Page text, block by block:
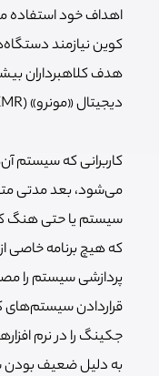
اهداف خود استفاده
کوین نیازمند
هدف کلاهبرداران
دیجیتال «مونرو» (XMR) است.
کاربرانی که سیستم
می‌شود، بعد مدتی
سیستم یا حتی هنگ
که هیچ برنامه خاصی
پردازشی سیستم را
قراردادن سیستم‌های
جکینگ را در نرم
به دلیل ضعیف بودن